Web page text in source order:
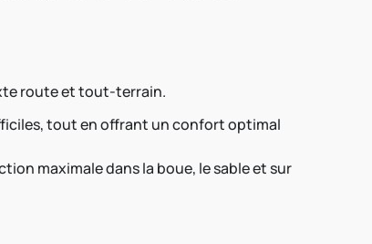
route et tout-terrain.
tout en offrant un confort optimal
maximale dans la boue, le sable et sur